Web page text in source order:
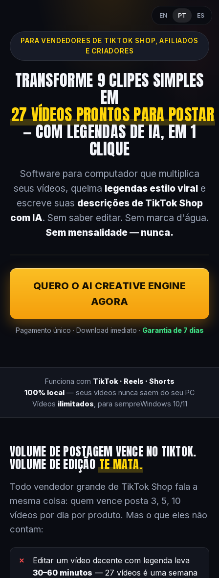
EN PT ES
PARA VENDEDORES DE TIKTOK SHOP, AFILIADOS
E CRIADORES
TRANSFORME 9 CLIPES SIMPLES
EM
27 VÍDEOS PRONTOS PARA POSTAR
— COM LEGENDAS DE IA, EM 1
CLIQUE
Software para computador que multiplica
seus vídeos, queima legendas estilo virale
escreve suas descrições de TikTok Shop
com IA. Sem saber editar. Sem marca d'água.
Sem mensalidade — nunca.
QUERO O AI CREATIVE ENGINE
AGORA
Pagamento único · Download imediato · Garantia de 7 dias
Funciona com TikTok · Reels · Shorts
100% local — seus vídeos nunca saem do seu PC
Vídeos ilimitados , para sempreWindows 10/11
VOLUME DE POSTAGEM VENCE NO TIKTOK.
VOLUME DE EDIÇÃOTE MATA.
Todo vendedor grande de TikTok Shop fala a
mesma coisa: quem vence posta 3, 5, 10
vídeos por dia por produto. Mas o que eles não
contam:
Editar um vídeo decente com legenda leva
30–60 minutos — 27 vídeos é uma semana